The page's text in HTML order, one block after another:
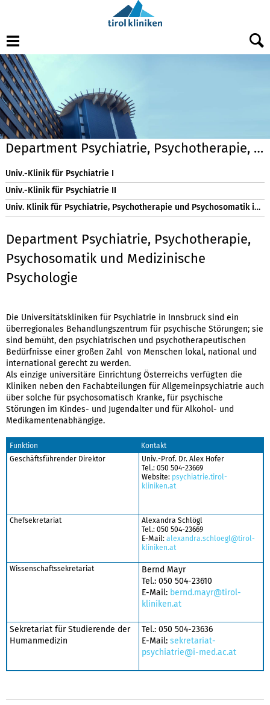
Menu
Department Psychiatrie, Psychotherapie, Psychosomatik und Medizinische Psychologie
Univ.-Klinik für Psychiatrie I
Univ.-Klinik für Psychiatrie II
Univ. Klinik für Psychiatrie, Psychotherapie und Psychosomatik im Kindes- und Jugendalter
Department Psychiatrie, Psychotherapie,
Psychosomatik und Medizinische
Psychologie
Die Universitätskliniken für Psychiatrie in Innsbruck sind ein
überregionales Behandlungszentrum für psychische Störungen; sie
sind bemüht, den psychiatrischen und psychotherapeutischen
Bedürfnisse einer großen Zahl von Menschen lokal, national und
international gerecht zu werden.
Als einzige universitäre Einrichtung Österreichs verfügten die
Kliniken neben den Fachabteilungen für Allgemeinpsychiatrie auch
über solche für psychosomatisch Kranke, für psychische
Störungen im Kindes- und Jugendalter und für Alkohol- und
Medikamentenabhängige.
Funktion
Kontakt
Geschäftsführender Direktor
Univ.-Prof. Dr. Alex Hofer
Tel.: 050 504-23669
Website: psychiatrie.tirol-
kliniken.at
Chefsekretariat
Alexandra Schlögl
Tel.: 050 504-23669
E-Mail:alexandra.schloegl@tirol-
kliniken.at
Wissenschaftssekretariat
Bernd Mayr
Tel.: 050 504-23610
E-Mail: bernd.mayr@tirol-
kliniken.at
Sekretariat für Studierende der
Humanmedizin
Tel.: 050 504-23636
E-Mail: sekretariat-
psychiatrie@i-med.ac.at